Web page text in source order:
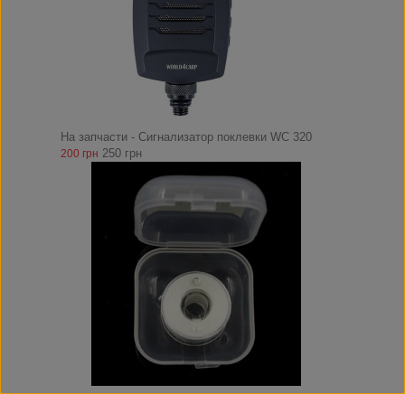
На запчасти - Сигнализатор поклевки WC 320
200 грн 250 грн